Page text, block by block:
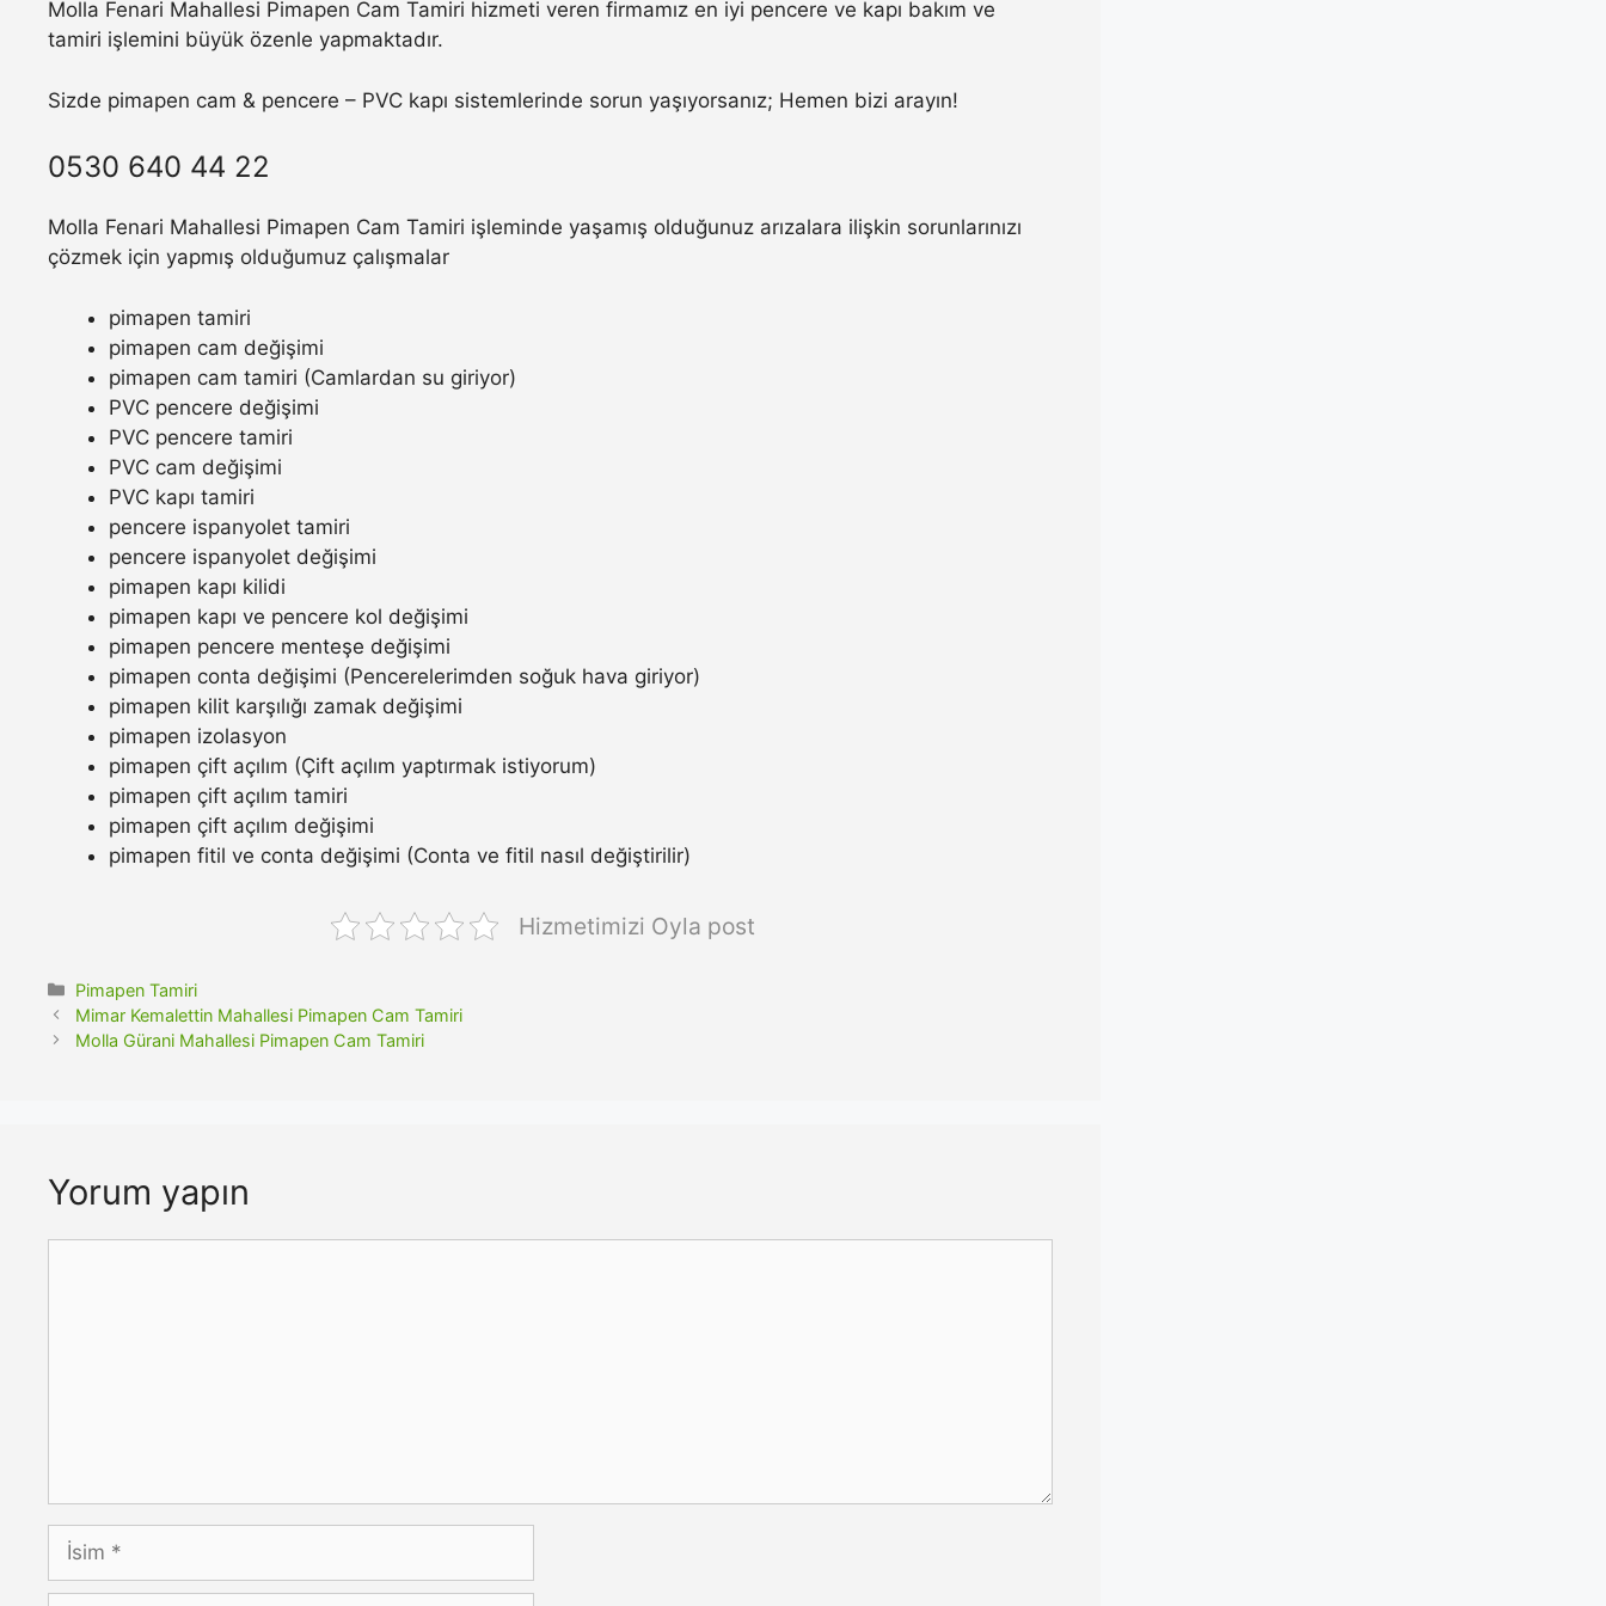
Molla Fenari Mahallesi Pimapen Cam Tamiri hizmeti veren firmamız en iyi pencere ve kapı bakım ve
tamiri işlemini büyük özenle yapmaktadır.
Sizde pimapen cam & pencere – PVC kapı sistemlerinde sorun yaşıyorsanız; Hemen bizi arayın!
0530 640 44 22
Molla Fenari Mahallesi Pimapen Cam Tamiri işleminde yaşamış olduğunuz arızalara ilişkin sorunlarınızı
çözmek için yapmış olduğumuz çalışmalar
pimapen tamiri
pimapen cam değişimi
pimapen cam tamiri (Camlardan su giriyor)
PVC pencere değişimi
PVC pencere tamiri
PVC cam değişimi
PVC kapı tamiri
pencere ispanyolet tamiri
pencere ispanyolet değişimi
pimapen kapı kilidi
pimapen kapı ve pencere kol değişimi
pimapen pencere menteşe değişimi
pimapen conta değişimi (Pencerelerimden soğuk hava giriyor)
pimapen kilit karşılığı zamak değişimi
pimapen izolasyon
pimapen çift açılım (Çift açılım yaptırmak istiyorum)
pimapen çift açılım tamiri
pimapen çift açılım değişimi
pimapen fitil ve conta değişimi (Conta ve fitil nasıl değiştirilir)
Hizmetimizi Oyla post
Kategoriler
Pimapen Tamiri
Mimar Kemalettin Mahallesi Pimapen Cam Tamiri
Molla Gürani Mahallesi Pimapen Cam Tamiri
Yorum yapın
İsim